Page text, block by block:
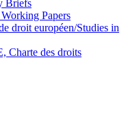
Briefs
Papers
droit européen/Studies in
Charte des droits